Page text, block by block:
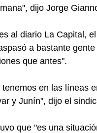
dijo Jorge
al diario La Capital,
a bastante
que antes".
en las líneas
y Junín", dijo el
que "es una